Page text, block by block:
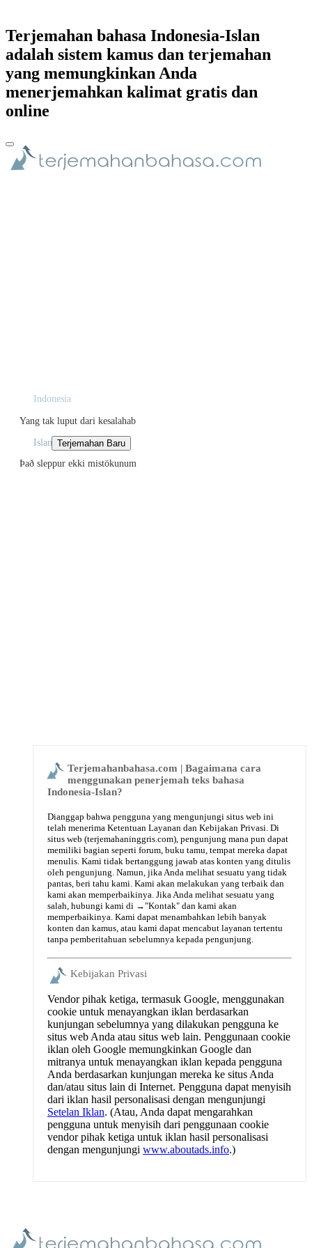
Terjemahan bahasa Indonesia-Islan
adalah sistem kamus dan terjemahan
yang memungkinkan Anda
menerjemahkan kalimat gratis dan
online
Indonesia
Yang tak luput dari kesalahab
Islan
Það sleppur ekki mistökunum
Terjemahanbahasa.com | Bagaimana cara
menggunakan penerjemah teks bahasa
Indonesia-Islan?
Dianggap bahwa pengguna yang mengunjungi situs web ini
telah menerima Ketentuan Layanan dan Kebijakan Privasi. Di
situs web (terjemahaninggris.com), pengunjung mana pun dapat
memiliki bagian seperti forum, buku tamu, tempat mereka dapat
menulis. Kami tidak bertanggung jawab atas konten yang ditulis
oleh pengunjung. Namun, jika Anda melihat sesuatu yang tidak
pantas, beri tahu kami. Kami akan melakukan yang terbaik dan
kami akan memperbaikinya. Jika Anda melihat sesuatu yang
salah, hubungi kami di →"Kontak" dan kami akan
memperbaikinya. Kami dapat menambahkan lebih banyak
konten dan kamus, atau kami dapat mencabut layanan tertentu
tanpa pemberitahuan sebelumnya kepada pengunjung.
Kebijakan Privasi
Vendor pihak ketiga, termasuk Google, menggunakan
cookie untuk menayangkan iklan berdasarkan
kunjungan sebelumnya yang dilakukan pengguna ke
situs web Anda atau situs web lain. Penggunaan cookie
iklan oleh Google memungkinkan Google dan
mitranya untuk menayangkan iklan kepada pengguna
Anda berdasarkan kunjungan mereka ke situs Anda
dan/atau situs lain di Internet. Pengguna dapat menyisih
dari iklan hasil personalisasi dengan mengunjungi
Setelan Iklan. (Atau, Anda dapat mengarahkan
pengguna untuk menyisih dari penggunaan cookie
vendor pihak ketiga untuk iklan hasil personalisasi
dengan mengunjungi www.aboutads.info.)